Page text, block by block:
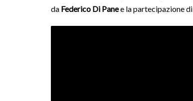
da Federico Di Panee la partecipazione di